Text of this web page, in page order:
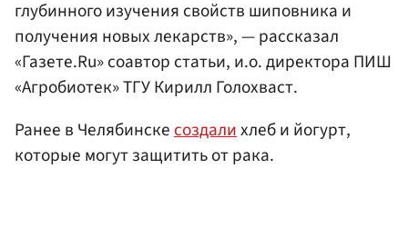
глубинного изучения свойств шиповника и
получения новых лекарств», — рассказал
«Газете.Ru» соавтор статьи, и.о. директора ПИШ
«Агробиотек» ТГУ Кирилл Голохваст.
Ранее в Челябинскесоздалихлеб и йогурт,
которые могут защитить от рака.